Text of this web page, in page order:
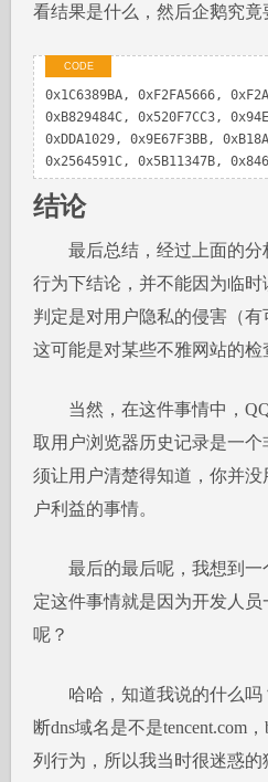
看结果是什么，然后企鹅究竟
0x1C6389BA, 0xF2FA5666,
0xB829484C, 0x520F7CC3,
0xDDA1029, 0x9E67F3BB,
0x2564591C, 0x5B11347B,
结论
最后总结，经过上面的
行为下结论，并不能因为临
判定是对用户隐私的侵害（有
这可能是对某些不雅网站的检
当然，在这件事情中，
取用户浏览器历史记录是一
须让用户清楚得知道，你并
户利益的事情。
最后的最后呢，我想到
定这件事情就是因为开发人
呢？
哈哈，知道我说的什么
断dns域名是不是tencent.com
列行为，所以我当时很迷惑